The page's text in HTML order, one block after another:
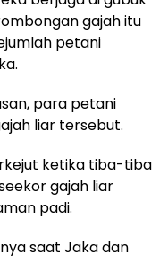
gajah itu
petani
para petani
liar tersebut.
ketika tiba-tiba
gajah liar
padi.
saat Jaka dan